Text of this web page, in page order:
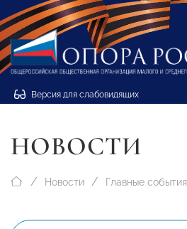
Версия для слабовидящих
НОВОСТИ
Новости Главные события